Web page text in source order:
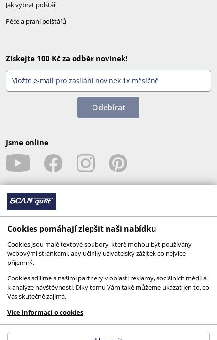
Jak vybrat polštář
Péče a praní polštářů
Získejte 100 Kč za odběr novinek!
Odebírat
Jsme online
This site is protected by reCAPTCHA and the
GooglePrivacy PolicyandTerms of Serviceapply.
Cookies pomáhají zlepšit naši nabídku
Cookies jsou malé textové soubory, které mohou být používány
webovými stránkami, aby učinily uživatelský zážitek co nejvíce
příjemný.
Cookies sdílíme s našimi partnery v oblasti reklamy, sociálních médií a
k analýze návštěvnosti. Díky tomu Vám také můžeme ukázat jen to, co
Vás skutečně zajímá.
Více informací o cookies